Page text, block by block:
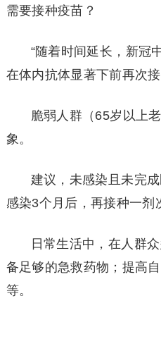
需要接种疫苗？
“随着时间延长，新冠
在体内抗体显著下前再次
脆弱人群（65岁以上
象。
建议，未感染且未完
感染3个月后，再接种一剂
日常生活中，在人群
备足够的急救药物；提高
等。